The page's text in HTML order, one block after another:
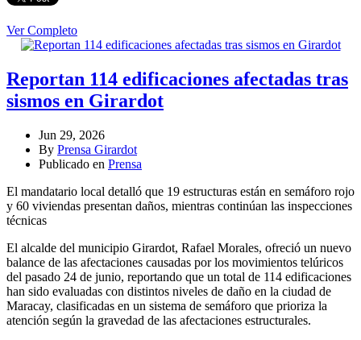
Ver Completo
Reportan 114 edificaciones afectadas tras
sismos en Girardot
Jun 29, 2026
By Prensa Girardot
Publicado en Prensa
El mandatario local detalló que 19 estructuras están en semáforo rojo
y 60 viviendas presentan daños, mientras continúan las inspecciones
técnicas
El alcalde del municipio Girardot, Rafael Morales, ofreció un nuevo
balance de las afectaciones causadas por los movimientos telúricos
del pasado 24 de junio, reportando que un total de 114 edificaciones
han sido evaluadas con distintos niveles de daño en la ciudad de
Maracay, clasificadas en un sistema de semáforo que prioriza la
atención según la gravedad de las afectaciones estructurales.